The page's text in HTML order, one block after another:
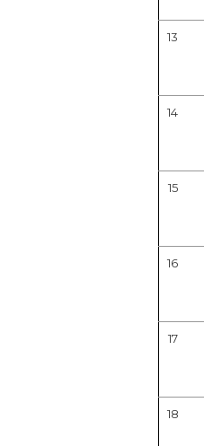
13
14
15
16
17
18